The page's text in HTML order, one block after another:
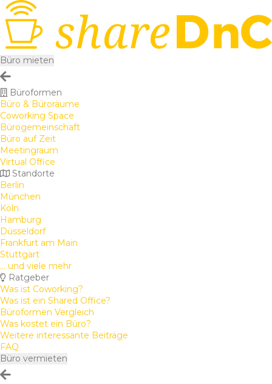
Büro mieten
Büroformen
Büro & Büroräume
Coworking Space
Bürogemeinschaft
Büro auf Zeit
Meetingraum
Virtual Office
Standorte
Berlin
München
Köln
Hamburg
Düsseldorf
Frankfurt am Main
Stuttgart
... und viele mehr
Ratgeber
Was ist Coworking?
Was ist ein Shared Office?
Büroformen Vergleich
Was kostet ein Büro?
Weitere interessante Beiträge
FAQ
Büro vermieten